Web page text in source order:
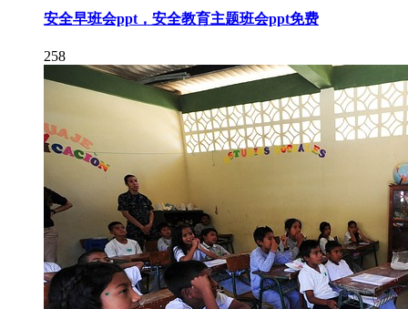
安全早班会ppt，安全教育主题班会ppt免费
258